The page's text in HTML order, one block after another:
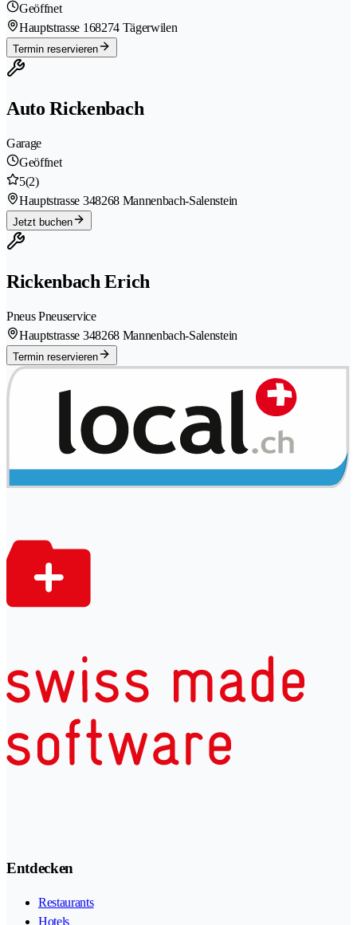
Geöffnet
Hauptstrasse 168274 Tägerwilen
Termin reservieren
Auto Rickenbach
Garage
Geöffnet
5(2)
Hauptstrasse 348268 Mannenbach-Salenstein
Jetzt buchen
Rickenbach Erich
Pneus Pneuservice
Hauptstrasse 348268 Mannenbach-Salenstein
Termin reservieren
Entdecken
Restaurants
Hotels